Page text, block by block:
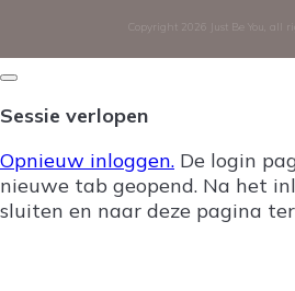
Copyright 2026 Just Be You , all
Dialoogvenster
Sessie verlopen
Opnieuw inloggen. De login
nieuwe tab geopend. Na het
sluiten en naar deze pagina